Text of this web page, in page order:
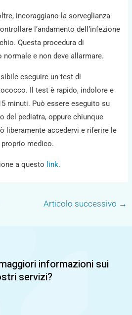
incoraggiano la sorveglianza
l’andamento dell’infezione
Questa procedura di
e non deve allarmare.
eseguire un test di
Il test è rapido, indolore e
minuti. Può essere eseguito su
del pediatra, oppure chiunque
liberamente accedervi e riferire le
medico.
a questo link.
Articolo successivo →
informazioni sui
servizi?